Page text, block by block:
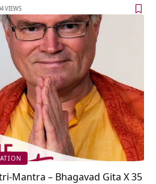
VIEWS
Mantra – Bhagavad Gita X 35